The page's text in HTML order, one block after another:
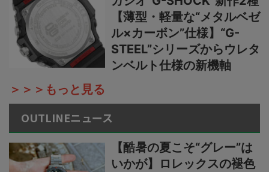
【薄型・軽量な“メタルベゼ
ル×カーボン”仕様】“G-
STEEL”シリーズからウレタ
ンベルト仕様の新機軸
＞＞＞もっと見る
OUTLINEニュース
【酷暑の夏こそ“グレー”は
いかが】ロレックスの褪色